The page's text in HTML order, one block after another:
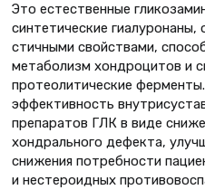
Это естественные
синтетические
стичными свойствами,
метаболизм хондроцитов и
про­теолитические
эффективность
препаратов ГЛК в виде
хондрального дефекта,
снижения потреб­ности
и нестероидных